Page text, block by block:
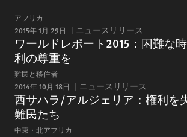
アフリカ
2015年 1月 29日
ニュースリリース
ワールドレポート2015：困難な
利の尊重を
難民と移住者
2014年 10月 18日
ニュースリリース
西サハラ/アルジェリア：権利を
難民たち
中東・北アフリカ